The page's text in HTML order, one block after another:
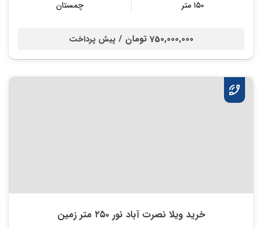
۱۵۰ متر
چمستان
750,000,000 تومان / پیش پرداخت
خرید ویلا نصرت آباد نور ۲۵۰ متر زمین